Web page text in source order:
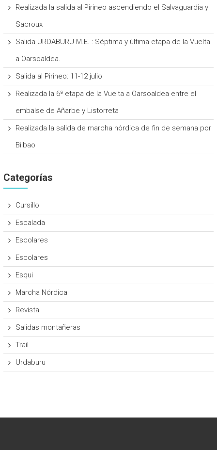
Realizada la salida al Pirineo ascendiendo el Salvaguardia y
Sacroux
Salida URDABURU M.E. : Séptima y última etapa de la Vuelta
a Oarsoaldea.
Salida al Pirineo: 11-12 julio
Realizada la 6ª etapa de la Vuelta a Oarsoaldea entre el
embalse de Añarbe y Listorreta
Realizada la salida de marcha nórdica de fin de semana por
Bilbao
Categorías
Cursillo
Escalada
Escolares
Escolares
Esqui
Marcha Nórdica
Revista
Salidas montañeras
Trail
Urdaburu